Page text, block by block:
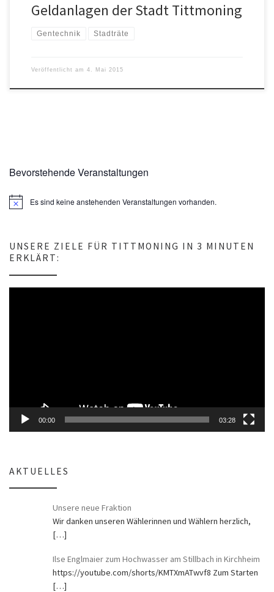
Geldanlagen der Stadt Tittmoning
Gentechnik Stadträte
Veröffentlicht am 4. Mai 2015
Bevorstehende Veranstaltungen
H
e
i
s
Es sind keine anstehenden Veranstaltungen vorhanden.
UNSERE ZIELE FÜR TITTMONING IN 3 MINUTEN
ERKLÄRT:
00:00 03:28
AKTUELLES
Unsere neue Fraktion
Wir danken unseren Wählerinnen und Wählern herzlich,
[…]
Ilse Englmaier zum Hochwasser am Stillbach in Kirchheim
https://youtube.com/shorts/KMTXmATwvf8 Zum Starten
[…]